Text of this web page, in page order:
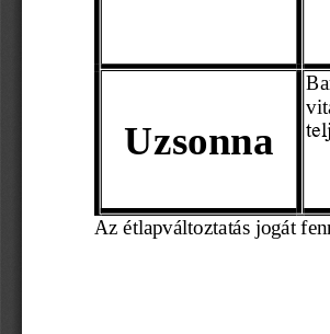
Uzsonna
Az étlapváltoztatás jogát